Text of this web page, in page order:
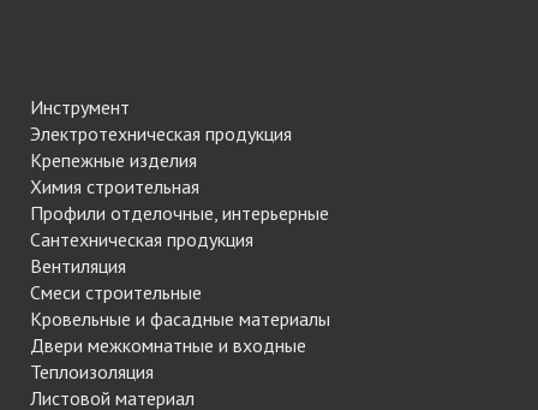
Инструмент
Электротехническая продукция
Крепежные изделия
Химия строительная
Профили отделочные, интерьерные
Сантехническая продукция
Вентиляция
Смеси строительные
Кровельные и фасадные материалы
Двери межкомнатные и входные
Теплоизоляция
Листовой материал